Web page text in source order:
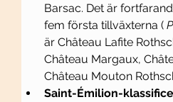
Barsac. Det är
fem första tillväxterna (
är Château Lafite
Château Margaux,
Château Mouton
Saint-Émilion-